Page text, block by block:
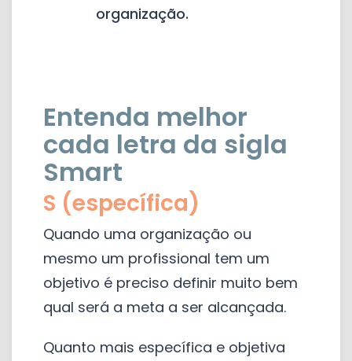
organização.
Entenda melhor
cada letra da sigla
Smart
S (específica)
Quando uma organização ou
mesmo um profissional tem um
objetivo é preciso definir muito bem
qual será a meta a ser alcançada.
Quanto mais específica e objetiva